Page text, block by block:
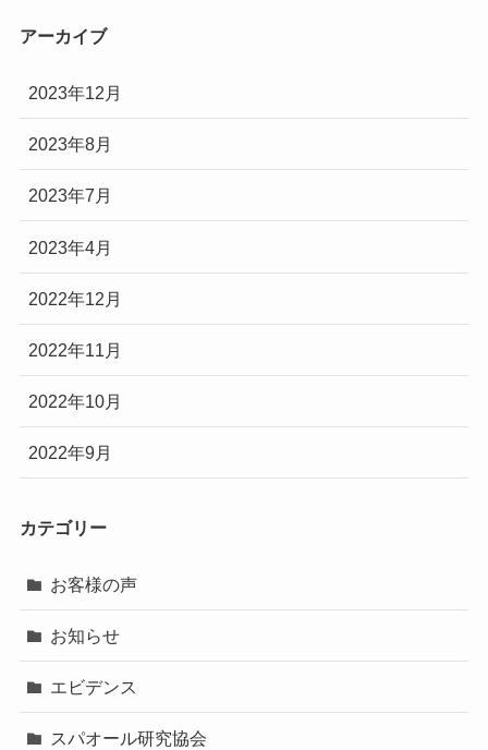
アーカイブ
2023年12月
2023年8月
2023年7月
2023年4月
2022年12月
2022年11月
2022年10月
2022年9月
カテゴリー
お客様の声
お知らせ
エビデンス
スパオール研究協会